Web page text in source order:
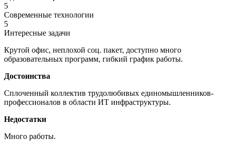
5
Современные технологии
5
Интересные задачи
Крутой офис, неплохой соц. пакет, доступно много
образовательных программ, гибкий график работы.
Достоинства
Сплоченный коллектив трудолюбивых единомышленников-
профессионалов в области ИТ инфраструктуры.
Недостатки
Много работы.